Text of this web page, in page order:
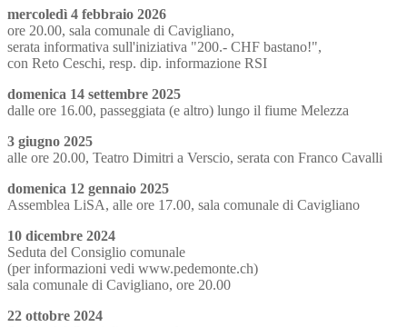
mercoledì 4 febbraio 2026
ore 20.00, sala comunale di Cavigliano,
serata informativa sull'iniziativa "200.- CHF bastano!",
con Reto Ceschi, resp. dip. informazione RSI
domenica 14 settembre 2025
dalle ore 16.00, passeggiata (e altro) lungo il fiume Melezza
3 giugno 2025
alle ore 20.00, Teatro Dimitri a Verscio, serata con Franco Cavalli
domenica 12 gennaio 2025
Assemblea LiSA, alle ore 17.00, sala comunale di Cavigliano
10 dicembre 2024
Seduta del Consiglio comunale
(per informazioni vedi www.pedemonte.ch)
sala comunale di Cavigliano, ore 20.00
22 ottobre 2024